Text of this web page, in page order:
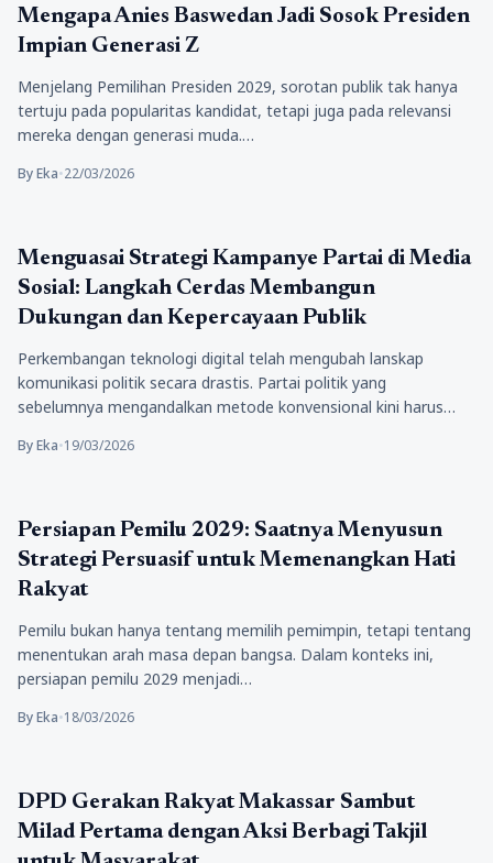
Politik
Mengapa Anies Baswedan Jadi Sosok Presiden
Impian Generasi Z
Menjelang Pemilihan Presiden 2029, sorotan publik tak hanya
tertuju pada popularitas kandidat, tetapi juga pada relevansi
mereka dengan generasi muda.…
By Eka•22/03/2026
Politik
Menguasai Strategi Kampanye Partai di Media
Sosial: Langkah Cerdas Membangun
Dukungan dan Kepercayaan Publik
Perkembangan teknologi digital telah mengubah lanskap
komunikasi politik secara drastis. Partai politik yang
sebelumnya mengandalkan metode konvensional kini harus
By Eka•19/03/2026
Politik
Persiapan Pemilu 2029: Saatnya Menyusun
Strategi Persuasif untuk Memenangkan Hati
Rakyat
Pemilu bukan hanya tentang memilih pemimpin, tetapi tentang
menentukan arah masa depan bangsa. Dalam konteks ini,
persiapan pemilu 2029 menjadi…
By Eka•18/03/2026
Politik
DPD Gerakan Rakyat Makassar Sambut
Milad Pertama dengan Aksi Berbagi Takjil